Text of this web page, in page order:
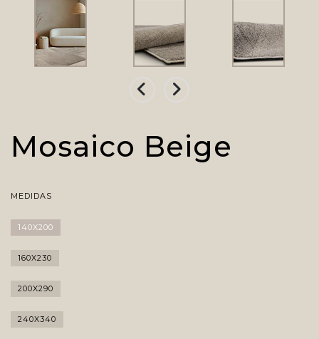
Mosaico Beige
MEDIDAS
140X200
160X230
200X290
240X340